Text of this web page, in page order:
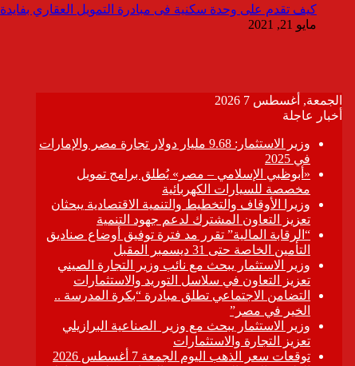
كيف تقدم على وحدة سكنية فى مبادرة التمويل العقاري بفايدة ٣٪
مايو 21, 2021